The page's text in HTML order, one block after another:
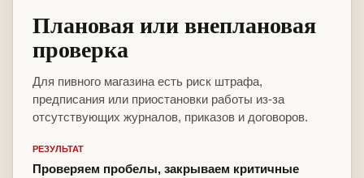
Плановая или внеплановая
проверка
Для пивного магазина есть риск штрафа,
предписания или приостановки работы из-за
отсутствующих журналов, приказов и договоров.
РЕЗУЛЬТАТ
Проверяем пробелы, закрываем критичные